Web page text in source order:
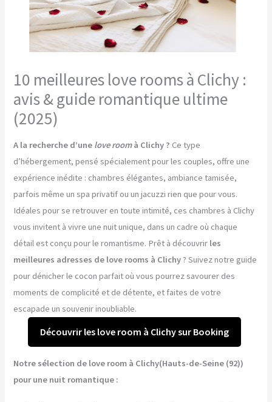
10 meilleures love rooms à Clichy :
avis & guide romantique ultime
(2025)
A la recherche d’une love roomà Clichy ? Ce type
d’hébergement, pensé spécialement pour les couples, offre une
expérience inédite : chambres élégantes, ambiance tamisée,
parfois même un spa privatif ou un jacuzzi rien que pour vous.
Idéales pour se retrouver en toute intimité, ces chambres à Clichy
vous invitent à vivre une nuit unique, dans un cadre où chaque
détail est conçu pour le romantisme. Prêt à découvrir les
meilleures adresses de love rooms à Clichy? Suivez notre guide
pour dénicher le cocon parfait où vous pourrez savourer des
moments de complicité et de détente, et faites de votre
escapade un souvenir inoubliable.
Découvrir les love room à Clichy sur Booking
Notre sélection de love room à Clichy(Hauts-de-Seine (92))
pour une nuit romantique :